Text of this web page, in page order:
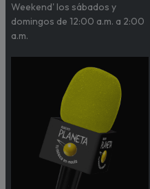
Weekend' los sábados y
domingos de 12:00 a.m. a 2:00
a.m.